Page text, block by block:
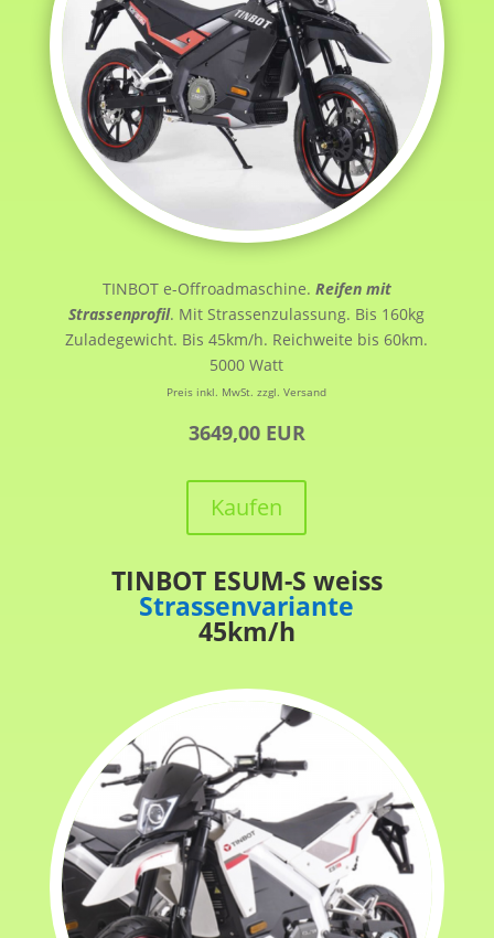
TINBOT e-Offroadmaschine. Reifen mit
Strassenprofil. Mit Strassenzulassung. Bis 160kg
Zuladegewicht. Bis 45km/h. Reichweite bis 60km.
5000 Watt
Preis inkl. MwSt. zzgl. Versand
3649,00 EUR
Kaufen
TINBOT ESUM-S weiss
Strassenvariante
45km/h